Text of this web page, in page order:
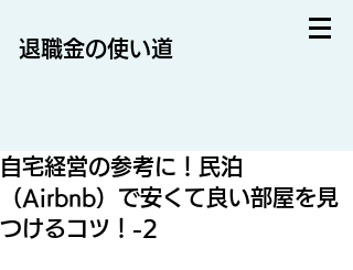
退職金の使い道
自宅経営の参考に！民泊
（Airbnb）で安くて良い部屋を見
つけるコツ！-2